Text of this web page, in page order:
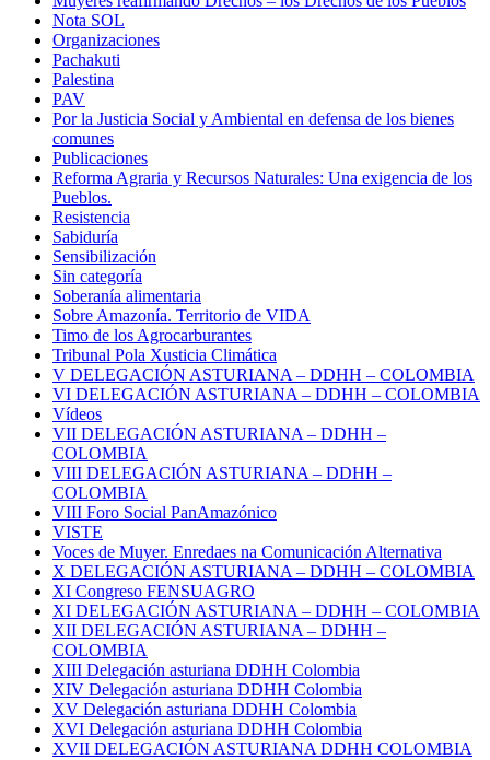
Nota SOL
Organizaciones
Pachakuti
Palestina
PAV
Por la Justicia Social y Ambiental en defensa de los bienes
comunes
Publicaciones
Reforma Agraria y Recursos Naturales: Una exigencia de los
Pueblos.
Resistencia
Sabiduría
Sensibilización
Sin categoría
Soberanía alimentaria
Sobre Amazonía. Territorio de VIDA
Timo de los Agrocarburantes
Tribunal Pola Xusticia Climática
V DELEGACIÓN ASTURIANA – DDHH – COLOMBIA
VI DELEGACIÓN ASTURIANA – DDHH – COLOMBIA
Vídeos
VII DELEGACIÓN ASTURIANA – DDHH –
COLOMBIA
VIII DELEGACIÓN ASTURIANA – DDHH –
COLOMBIA
VIII Foro Social PanAmazónico
VISTE
Voces de Muyer. Enredaes na Comunicación Alternativa
X DELEGACIÓN ASTURIANA – DDHH – COLOMBIA
XI Congreso FENSUAGRO
XI DELEGACIÓN ASTURIANA – DDHH – COLOMBIA
XII DELEGACIÓN ASTURIANA – DDHH –
COLOMBIA
XIII Delegación asturiana DDHH Colombia
XIV Delegación asturiana DDHH Colombia
XV Delegación asturiana DDHH Colombia
XVI Delegación asturiana DDHH Colombia
XVII DELEGACIÓN ASTURIANA DDHH COLOMBIA